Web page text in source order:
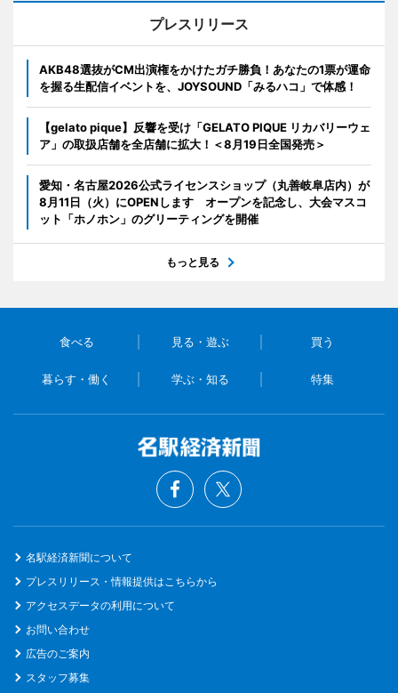
プレスリリース
AKB48選抜がCM出演権をかけたガチ勝負！あなたの1票が運命
を握る生配信イベントを、JOYSOUND「みるハコ」で体感！
【gelato pique】反響を受け「GELATO PIQUE リカバリーウェ
ア」の取扱店舗を全店舗に拡大！＜8月19日全国発売＞
愛知・名古屋2026公式ライセンスショップ（丸善岐阜店内）が
8月11日（火）にOPENします オープンを記念し、大会マスコ
ット「ホノホン」のグリーティングを開催
もっと見る
食べる 見る・遊ぶ 買う
暮らす・働く 学ぶ・知る 特集
名駅経済新聞について
プレスリリース・情報提供はこちらから
アクセスデータの利用について
お問い合わせ
広告のご案内
スタッフ募集